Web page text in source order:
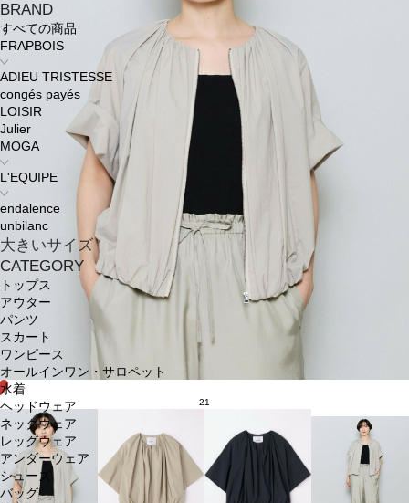
BRAND
すべての商品
FRAPBOIS
ADIEU TRISTESSE
congés payés
LOISIR
Julier
MOGA
L'EQUIPE
endalence
unbilanc
大きいサイズ
CATEGORY
トップス
アウター
パンツ
スカート
ワンピース
オールインワン・サロペット
水着
ヘッドウェア
ネックウェア
レッグウェア
アンダーウェア
シューズ
バッグ
21